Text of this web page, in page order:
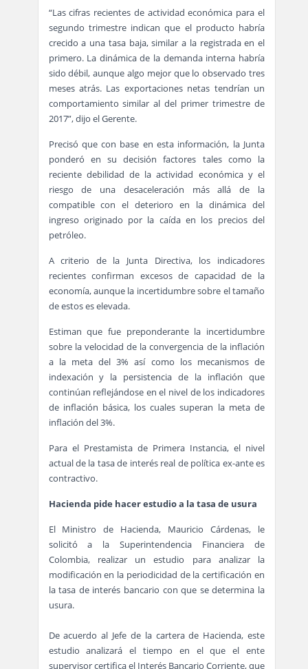
“Las cifras recientes de actividad económica para el
segundo trimestre indican que el producto habría
crecido a una tasa baja, similar a la registrada en el
primero. La dinámica de la demanda interna habría
sido débil, aunque algo mejor que lo observado tres
meses atrás. Las exportaciones netas tendrían un
comportamiento similar al del primer trimestre de
2017”, dijo el Gerente.
Precisó que con base en esta información, la Junta
ponderó en su decisión factores tales como la
reciente debilidad de la actividad económica y el
riesgo de una desaceleración más allá de la
compatible con el deterioro en la dinámica del
ingreso originado por la caída en los precios del
petróleo.
A criterio de la Junta Directiva, los indicadores
recientes confirman excesos de capacidad de la
economía, aunque la incertidumbre sobre el tamaño
de estos es elevada.
Estiman que fue preponderante la incertidumbre
sobre la velocidad de la convergencia de la inflación
a la meta del 3% así como los mecanismos de
indexación y la persistencia de la inflación que
continúan reflejándose en el nivel de los indicadores
de inflación básica, los cuales superan la meta de
inflación del 3%.
Para el Prestamista de Primera Instancia, el nivel
actual de la tasa de interés real de política ex-ante es
contractivo.
Hacienda pide hacer estudio a la tasa de usura
El Ministro de Hacienda, Mauricio Cárdenas, le
solicitó a la Superintendencia Financiera de
Colombia, realizar un estudio para analizar la
modificación en la periodicidad de la certificación en
la tasa de interés bancario con que se determina la
usura.
De acuerdo al Jefe de la cartera de Hacienda, este
estudio analizará el tiempo en el que el ente
supervisor certifica el Interés Bancario Corriente, que